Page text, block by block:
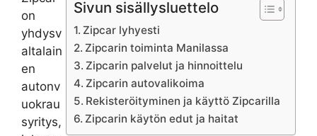
Sivun sisällysluettelo
Zipcar lyhyesti
Zipcarin toiminta Manilassa
Zipcarin palvelut ja hinnoittelu
Zipcarin autovalikoima
Rekisteröityminen ja käyttö Zipcarilla
Zipcarin käytön edut ja haitat
on
yhdysv
altalain
en
autonv
uokrau
syritys,